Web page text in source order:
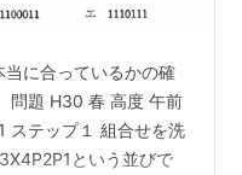
に合っているかの確
問題 H30 春 高度 午前
ステップ１ 組合せを洗
という並びで